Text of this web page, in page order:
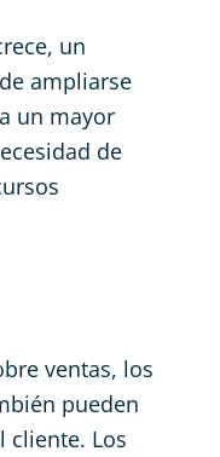
un
ampliarse
un mayor
de
ventas, los
pueden
cliente. Los